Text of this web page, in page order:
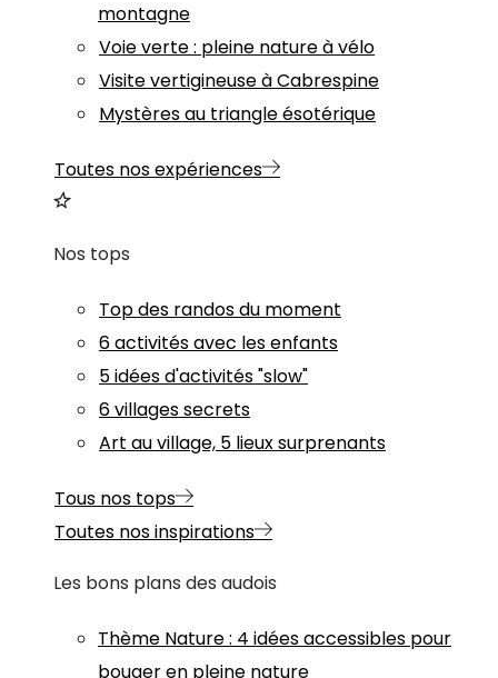
montagne
Voie verte : pleine nature à vélo
Visite vertigineuse à Cabrespine
Mystères au triangle ésotérique
Toutes nos expériences
Nos tops
Top des randos du moment
6 activités avec les enfants
5 idées d'activités "slow"
6 villages secrets
Art au village, 5 lieux surprenants
Tous nos tops
Toutes nos inspirations
Les bons plans des audois
Thème Nature: 4 idées accessibles pour
bouger en pleine nature